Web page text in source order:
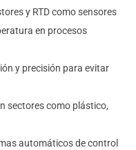
y RTD como sensores
en procesos
y precisión para evitar
sectores como plástico,
automáticos de control